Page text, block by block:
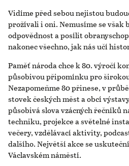
Vidíme před sebou nejistou
prožívali i oni. Nemusíme se
odpovědnost a posílit
nakonec všechno, jak nás učí
Paměť národa chce k 80. výročí
působivou připomínku pro
Nezapomeňme 80 přinese, v
stovek českých měst a obcí
působivá slova vzácných řečníků
techniku, projekce a světelné
večery, vzdělávací aktivity,
dalšího. Největší akce se
Václavském náměstí.